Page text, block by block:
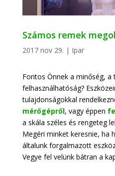
Számos remek
2017 nov 29. | Ipar
Fontos Önnek a minőség,
felhasználhatóság?
tulajdonságokkal
mérőgépről, vagy éppen
a skála széles és rengeteg
Megéri minket keresnie, ha
általunk forgalmazott
Vegye fel velünk bátran a